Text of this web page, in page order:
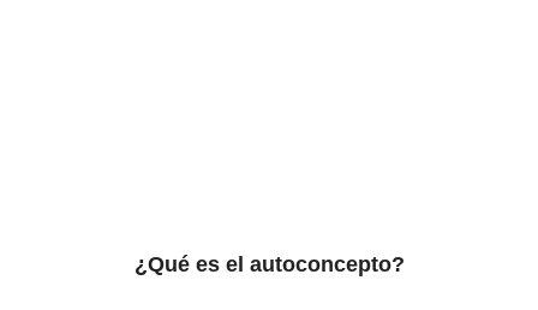
¿Qué es el autoconcepto?